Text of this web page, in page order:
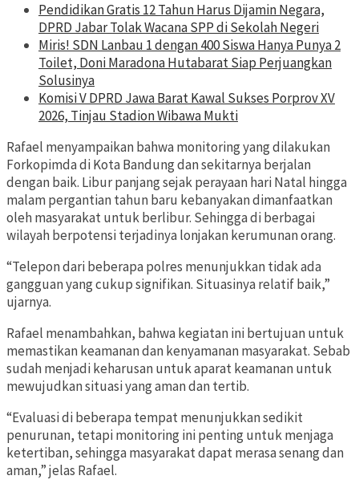
Pendidikan Gratis 12 Tahun Harus Dijamin Negara,
DPRD Jabar Tolak Wacana SPP di Sekolah Negeri
Miris! SDN Lanbau 1 dengan 400 Siswa Hanya Punya 2
Toilet, Doni Maradona Hutabarat Siap Perjuangkan
Solusinya
Komisi V DPRD Jawa Barat Kawal Sukses Porprov XV
2026, Tinjau Stadion Wibawa Mukti
Rafael menyampaikan bahwa monitoring yang dilakukan
Forkopimda di Kota Bandung dan sekitarnya berjalan
dengan baik. Libur panjang sejak perayaan hari Natal hingga
malam pergantian tahun baru kebanyakan dimanfaatkan
oleh masyarakat untuk berlibur. Sehingga di berbagai
wilayah berpotensi terjadinya lonjakan kerumunan orang.
“Telepon dari beberapa polres menunjukkan tidak ada
gangguan yang cukup signifikan. Situasinya relatif baik,”
ujarnya.
Rafael menambahkan, bahwa kegiatan ini bertujuan untuk
memastikan keamanan dan kenyamanan masyarakat. Sebab
sudah menjadi keharusan untuk aparat keamanan untuk
mewujudkan situasi yang aman dan tertib.
“Evaluasi di beberapa tempat menunjukkan sedikit
penurunan, tetapi monitoring ini penting untuk menjaga
ketertiban, sehingga masyarakat dapat merasa senang dan
aman,” jelas Rafael.